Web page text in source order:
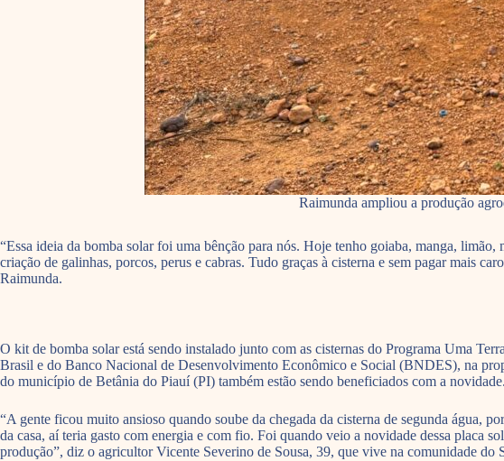
Raimunda ampliou a produção
“Essa ideia da bomba solar foi uma bênção para nós. Hoje tenho goiaba, manga,
criação de galinhas, porcos, perus e cabras. Tudo graças à cisterna e sem pagar mais
Raimunda.
O kit de bomba solar está sendo instalado junto com as cisternas do Programa Uma
Brasil e do Banco Nacional de Desenvolvimento Econômico e Social (BNDES), na
do município de Betânia do Piauí (PI) também estão sendo beneficiados com a novidade.
“A gente ficou muito ansioso quando soube da chegada da cisterna de segunda água,
da casa, aí teria gasto com energia e com fio. Foi quando veio a novidade dessa placa
produção”, diz o agricultor Vicente Severino de Sousa, 39, que vive na comunidade do